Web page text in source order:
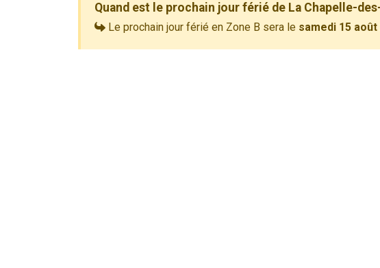
Quand est le prochain jour férié de La Chapelle-
Le prochain jour férié en Zone B sera le samedi 15 août